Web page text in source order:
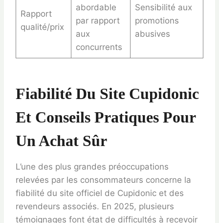
Rapport
qualité/prix
abordable
par rapport
aux
concurrents
Sensibilité aux
promotions
abusives
Fiabilité Du Site Cupidonic
Et Conseils Pratiques Pour
Un Achat Sûr
L’une des plus grandes préoccupations
relevées par les consommateurs concerne la
fiabilité du site officiel de Cupidonic et des
revendeurs associés. En 2025, plusieurs
témoignages font état de difficultés à recevoir